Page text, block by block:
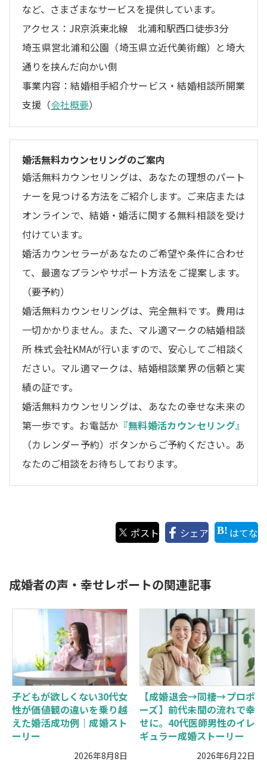
など、さまざまなサービスを提供しています。
アクセス：JR京浜東北線 北浦和駅西口徒歩3分
埼玉県営北浦和公園（埼玉県立近代美術館）と埼大
通りを挟んだ向かい側
事業内容：結婚相手紹介サービス・結婚相談所開業
支援（会社概要）
婚活無料カウンセリングのご案内
婚活無料カウンセリングは、あなたの理想のパート
ナーを見つける方法をご紹介します。ご来店または
オンラインで、結婚・婚活に関する無料相談を受け
付けています。
婚活カウンセラーがあなたのご希望や条件に合わせ
て、最適なプランやサポート方法をご提案します。
（要予約）
婚活無料カウンセリングは、完全無料です。費用は
一切かかりません。また、マル適マークの結婚相談
所 株式会社KMAが行いますので、安心してご相談く
ださい。マル適マークは、結婚相談業界の信頼と実
績の証です。
婚活無料カウンセリングは、あなたの幸せな未来の
第一歩です。お電話か 『無料婚活カウンセリング』
（カレンダー予約）ボタンからご予約ください。あ
なたのご相談をお待ちしております。
ポスト シェア はてな
成婚者の声・幸せレポートの関連記事
子どもが欲しくない30代女
性が価値観の違いを乗り越
えた婚活成功例｜成婚スト
ーリー
2026年8月8日
【成婚退会→同棲→プロポ
ーズ】前代未聞の流れで幸
せに。40代医師男性のイレ
ギュラー成婚ストーリー
2026年6月22日